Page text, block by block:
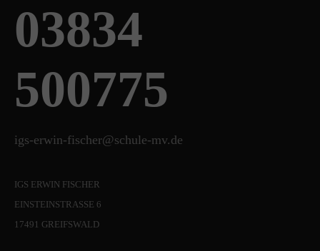
03834
500775
igs-erwin-fischer@schule-mv.de
IGS ERWIN FISCHER
EINSTEINSTRASSE 6
17491 GREIFSWALD